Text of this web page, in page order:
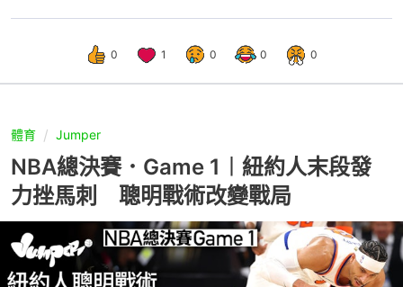
0 1 0 0 0
體育 Jumper
NBA總決賽．Game 1︱紐約人末段發
力挫馬刺 聰明戰術改變戰局